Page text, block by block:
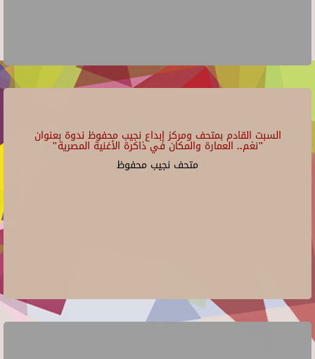
السبت القادم بمتحف ومركز إبداع نجيب محفوظ ندوة بعنوان
"نغم.. العمارة والمكان في ذاكرة الأغنية المصرية"
متحف نجيب محفوظ